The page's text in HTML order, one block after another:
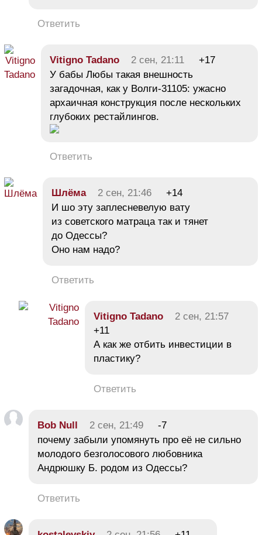
Ответить
Vitigno Tadano 2 сен, 21:11
+17
У бабы Любы такая внешность
загадочная, как у Волги-31105: ужасно
архаичная конструкция после нескольких
глубоких рестайлингов.
Ответить
Шлёма 2 сен, 21:46
+14
И шо эту заплесневелую вату
из советского матраца так и тянет
до Одессы?
Оно нам надо?
Ответить
Vitigno Tadano
2 сен, 21:57
+11
А как же отбить инвестиции в
пластику?
Ответить
Bob Null 2 сен, 21:49
-7
почему забыли упомянуть про её не сильно
молодого безголосового любовника
Андрюшку Б. родом из Одессы?
Ответить